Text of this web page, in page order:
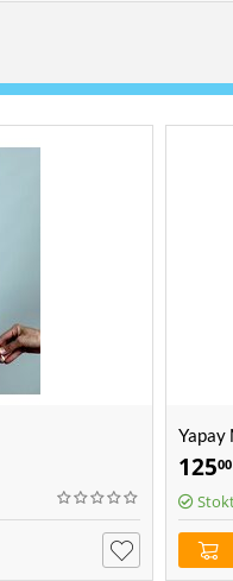
Yapay
12500